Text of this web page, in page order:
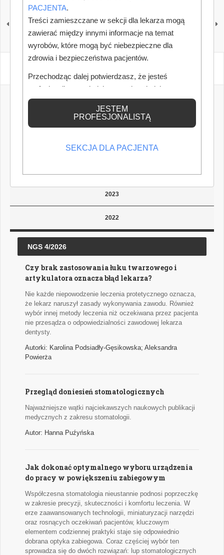
przeciwdziałania
nadużyciom
publikacyjnym
Zgody
SPIS TREŚCI
2025
2023
2022
NGS 4/2026
Czy brak zastosowania łuku twarzowego i
artykulatora oznacza błąd lekarza?
Nie każde niepowodzenie leczenia protetycznego oznacza,
że lekarz naruszył zasady wykonywania zawodu. Również
wybór innej metody leczenia niż oczekiwana przez pacjenta
nie przesądza o odpowiedzialności zawodowej lekarza
dentysty.
Autorki: Karolina Podsiadły-Gęsikowska; Aleksandra
Powierża
Przegląd doniesień stomatologicznych
Najważniejsze wątki najciekawszych naukowych publikacji
medycznych z zakresu stomatologii.
Autor: Hanna Puźyńska
Jak dokonać optymalnego wyboru urządzenia
do pracy w powiększeniu zabiegowym
Współczesna stomatologia nieustannie podnosi poprzeczkę
w zakresie precyzji, skuteczności i komfortu leczenia. W
erze zaawansowanych technologii, miniaturyzacji narzędzi
oraz rosnących oczekiwań pacjentów, kluczowym
elementem codziennej praktyki staje się odpowiednio
dobrana optyka zabiegowa. Coraz częściej wybór ten
sprowadza się do dwóch rozwiązań: lup stomatologicznych
PACJENTA.
Treści zamieszczane w sekcji dla lekarza mogą
zawierać między innymi informacje na temat
wyrobów, które mogą być niebezpieczne dla
zdrowia i bezpieczeństwa pacjentów.
Przechodząc dalej potwierdzasz, że jesteś
profesjonalistą posiadającym odpowiednią
wiedzę medyczną.
JESTEM
PROFESJONALISTĄ
SEKCJA DLA PACJENTA